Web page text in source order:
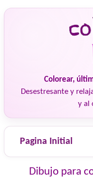
Colorear,
Desestresante y
y al
Pagina Initial
Dibujo para